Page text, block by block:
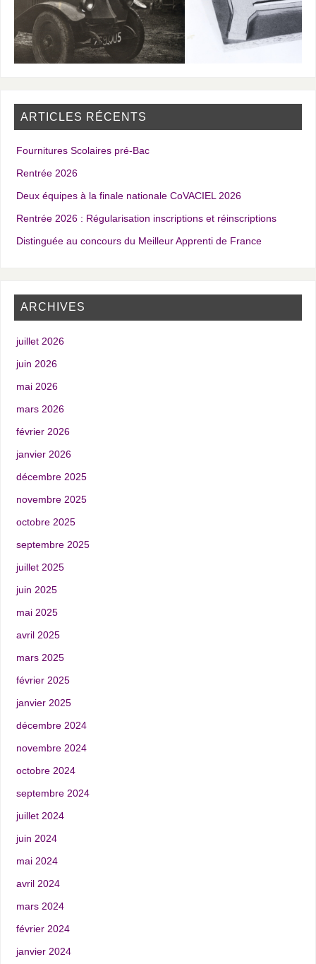
ARTICLES RÉCENTS
Fournitures Scolaires pré-Bac
Rentrée 2026
Deux équipes à la finale nationale CoVACIEL 2026
Rentrée 2026 : Régularisation inscriptions et réinscriptions
Distinguée au concours du Meilleur Apprenti de France
ARCHIVES
juillet 2026
juin 2026
mai 2026
mars 2026
février 2026
janvier 2026
décembre 2025
novembre 2025
octobre 2025
septembre 2025
juillet 2025
juin 2025
mai 2025
avril 2025
mars 2025
février 2025
janvier 2025
décembre 2024
novembre 2024
octobre 2024
septembre 2024
juillet 2024
juin 2024
mai 2024
avril 2024
mars 2024
février 2024
janvier 2024